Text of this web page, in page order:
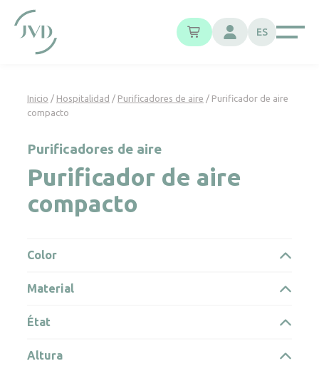
ES
Inicio / Hospitalidad / Purificadores de aire / Purificador de aire
compacto
Purificadores de aire
Purificador de aire
compacto
Color
Material
État
Altura
Panel de gestión de cookies